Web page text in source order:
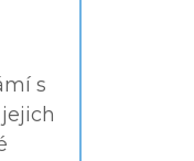
s